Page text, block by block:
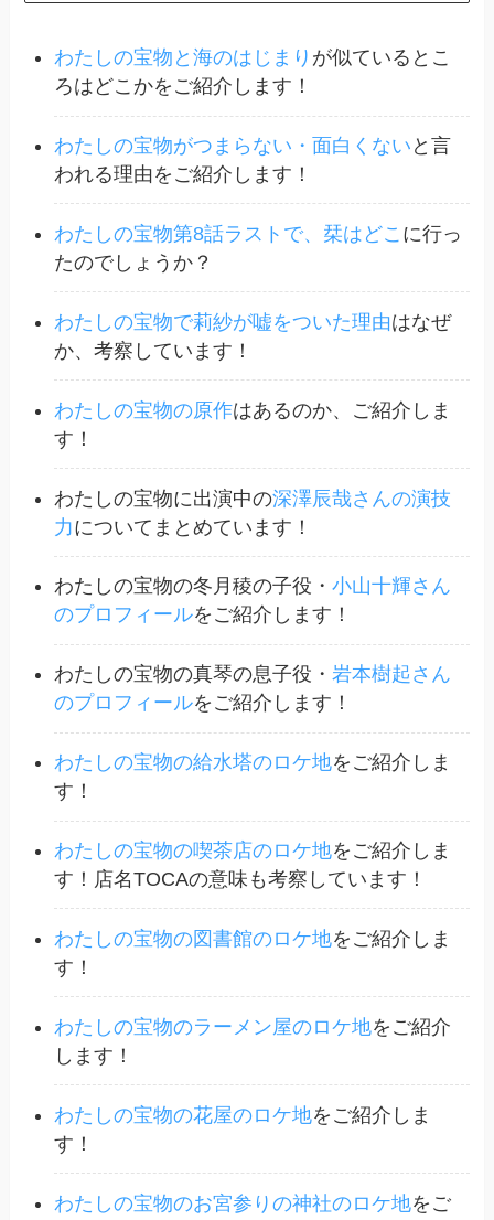
わたしの宝物と海のはじまり が似ているとこ
ろはどこかをご紹介します！
わたしの宝物がつまらない・面白くない と言
われる理由をご紹介します！
わたしの宝物第8話ラストで、栞はどこ に行っ
たのでしょうか？
わたしの宝物で莉紗が嘘をついた理由はなぜ
か、考察しています！
わたしの宝物の原作はあるのか、ご紹介しま
す！
わたしの宝物に出演中の深澤辰哉さんの演技
力についてまとめています！
わたしの宝物の冬月稜の子役・小山十輝さん
のプロフィールをご紹介します！
わたしの宝物の真琴の息子役・岩本樹起さん
のプロフィールをご紹介します！
わたしの宝物の給水塔のロケ地をご紹介しま
す！
わたしの宝物の喫茶店のロケ地をご紹介しま
す！店名TOCAの意味も考察しています！
わたしの宝物の図書館のロケ地をご紹介しま
す！
わたしの宝物のラーメン屋のロケ地をご紹介
します！
わたしの宝物の花屋のロケ地をご紹介しま
す！
わたしの宝物のお宮参りの神社のロケ地をご